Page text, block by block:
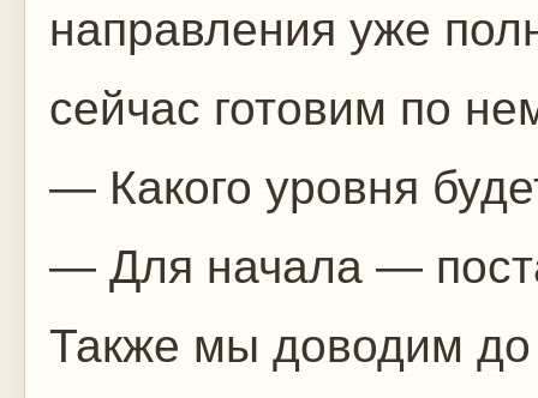
направления уже
сейчас готовим по
— Какого уровня
— Для начала —
Также мы доводим до